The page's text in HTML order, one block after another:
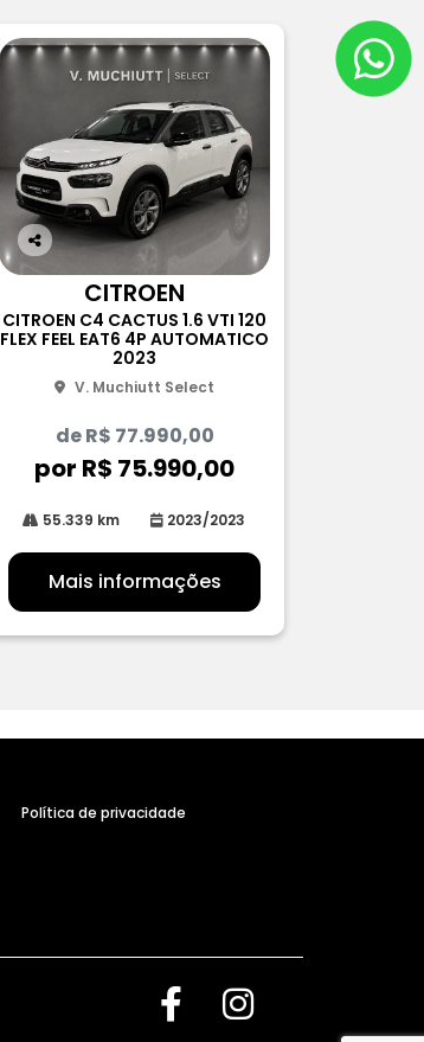
Co
rtil
he
CITROEN
CITROEN C4 CACTUS 1.6 VTI 120
FLEX FEEL EAT6 4P AUTOMATICO
2023
V. Muchiutt Select
de R$ 77.990,00
por R$ 75.990,00
55.339 km 2023/2023
Mais informações
Política de privacidade